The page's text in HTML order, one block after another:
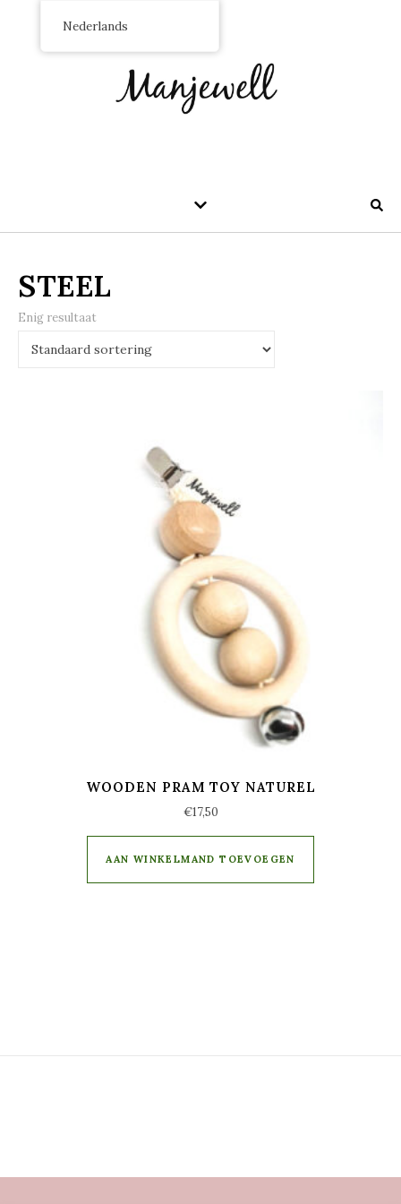
STEEL
Enig resultaat
WOODEN PRAM TOY NATUREL
€17,50
AAN WINKELMAND TOEVOEGEN
Nederlands